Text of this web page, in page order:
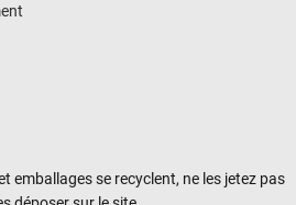
emballages se recyclent, ne les jetez pas